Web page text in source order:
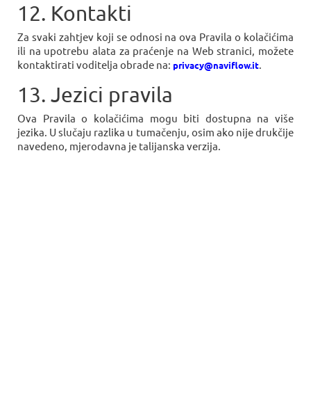
12. Kontakti
Za svaki zahtjev koji se odnosi na ova Pravila o kolačićima
ili na upotrebu alata za praćenje na Web stranici, možete
kontaktirati voditelja obrade na: privacy@naviflow.it.
13. Jezici pravila
Ova Pravila o kolačićima mogu biti dostupna na više
jezika. U slučaju razlika u tumačenju, osim ako nije drukčije
navedeno, mjerodavna je talijanska verzija.